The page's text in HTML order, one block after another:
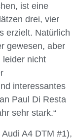
ist eine
drei, vier
erzielt. Natürlich
gewesen, aber
leider nicht
interessantes
Paul Di Resta
sehr stark.“
A4 DTM #1),